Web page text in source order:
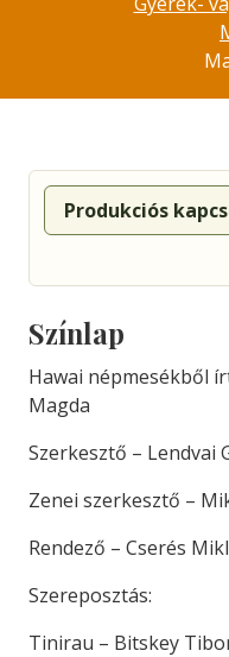
Produkciós
Színlap
Hawai népmesékből
Magda
Szerkesztő – Lendvai
Zenei szerkesztő –
Rendező – Cserés
Szereposztás:
Tinirau – Bitskey